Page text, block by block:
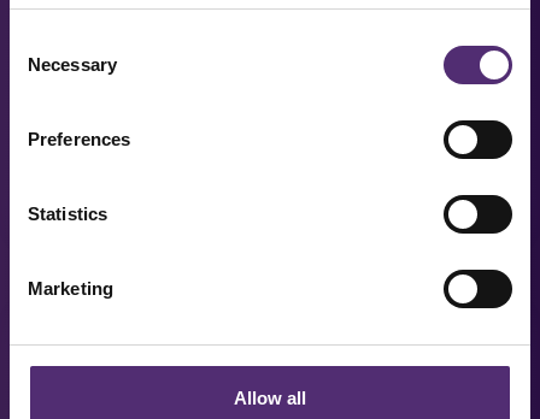
Selection
Necessary
Preferences
Statistics
Marketing
Allow all